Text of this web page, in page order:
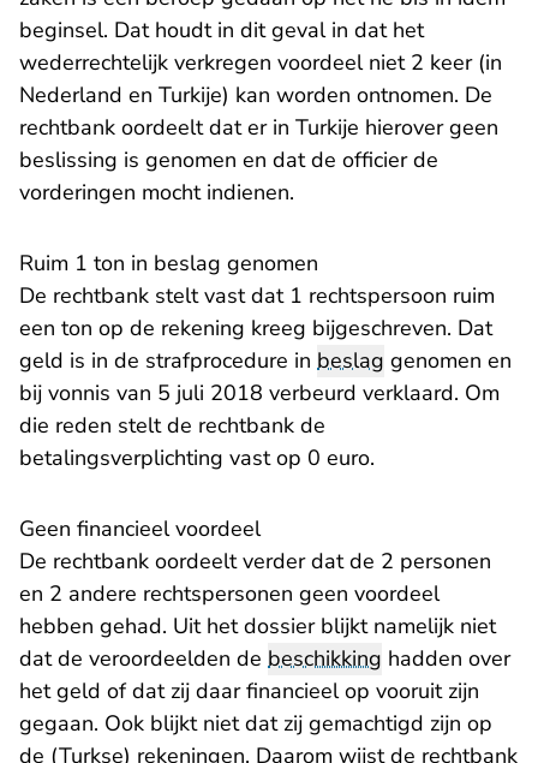
beginsel. Dat houdt in dit geval in dat het
wederrechtelijk verkregen voordeel niet 2 keer (in
Nederland en Turkije) kan worden ontnomen. De
rechtbank oordeelt dat er in Turkije hierover geen
beslissing is genomen en dat de officier de
vorderingen mocht indienen.
​Ruim 1 ton in beslag genomen
De rechtbank stelt vast dat 1 rechtspersoon ruim
een ton op de rekening kreeg bijgeschreven. Dat
geld is in de strafprocedure in beslag genomen en
bij vonnis van 5 juli 2018 verbeurd verklaard. Om
die reden stelt de rechtbank de
betalingsverplichting vast op 0 euro.
Geen financieel voordeel
De rechtbank oordeelt verder dat de 2 personen
en 2 andere rechtspersonen geen voordeel
hebben gehad. Uit het dossier blijkt namelijk niet
dat de veroordeelden de beschikking hadden over
het geld of dat zij daar financieel op vooruit zijn
gegaan. Ook blijkt niet dat zij gemachtigd zijn op
de (Turkse) rekeningen. Daarom wijst de rechtbank